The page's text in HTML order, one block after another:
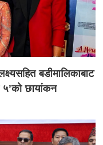
बडीमालिकाबाट
छायांकन